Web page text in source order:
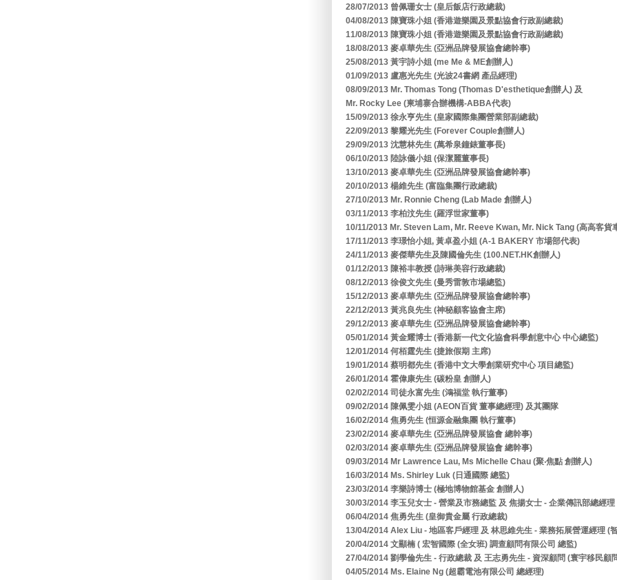
28/07/2013 曾佩珊女士 (皇后飯店行政總裁)
04/08/2013 陳寶珠小姐 (香港遊樂園及景點協會行政副總裁)
11/08/2013 陳寶珠小姐 (香港遊樂園及景點協會行政副總裁)
18/08/2013 麥卓華先生 (亞洲品牌發展協會總幹事)
25/08/2013 黃宇詩小姐 (me Me & ME創辦人)
01/09/2013 盧惠光先生 (光波24書網 產品經理)
08/09/2013 Mr. Thomas Tong (Thomas D'esthetique創辦人) 及
Mr. Rocky Lee (柬埔寨合辦機構-ABBA代表)
15/09/2013 徐永亨先生 (皇家國際集團營業部副總裁)
22/09/2013 黎耀光先生 (Forever Couple創辦人)
29/09/2013 沈慧林先生 (萬希泉鐘錶董事長)
06/10/2013 陸詠儀小姐 (保潔麗董事長)
13/10/2013 麥卓華先生 (亞洲品牌發展協會總幹事)
20/10/2013 楊維先生 (富臨集團行政總裁)
27/10/2013 Mr. Ronnie Cheng (Lab Made 創辦人)
03/11/2013 李柏汶先生 (羅浮世家董事)
10/11/2013 Mr. Steven Lam, Mr. Reeve Kwan, Mr. Nick Tang (高高客貨
17/11/2013 李璟怡小姐, 黃卓盈小姐 (A-1 BAKERY 市場部代表)
24/11/2013 麥傑華先生及陳國倫先生 (100.NET.HK創辦人)
01/12/2013 陳裕丰教授 (詩琳美容行政總裁)
08/12/2013 徐俊文先生 (曼秀雷敦市場總監)
15/12/2013 麥卓華先生 (亞洲品牌發展協會總幹事)
22/12/2013 黃兆良先生 (神秘顧客協會主席)
29/12/2013 麥卓華先生 (亞洲品牌發展協會總幹事)
05/01/2014 黃金耀博士 (香港新一代文化協會科學創意中心 中心總監)
12/01/2014 何栢霆先生 (捷旅假期 主席)
19/01/2014 蔡明都先生 (香港中文大學創業研究中心 項目總監)
26/01/2014 霍偉康先生 (碳粉皇 創辦人)
02/02/2014 司徒永富先生 (鴻福堂 執行董事)
09/02/2014 陳佩雯小姐 (AEON百貨 董事總經理) 及其團隊
16/02/2014 焦勇先生 (恒源金融集團 執行董事)
23/02/2014 麥卓華先生 (亞洲品牌發展協會 總幹事)
02/03/2014 麥卓華先生 (亞洲品牌發展協會 總幹事)
09/03/2014 Mr Lawrence Lau, Ms Michelle Chau (聚‧焦點 創辦人)
16/03/2014 Ms. Shirley Luk (日通國際 總監)
23/03/2014 李樂詩博士 (極地博物館基金 創辦人)
30/03/2014 李玉兒女士 - 營業及市務總監 及 焦揚女士 - 企業傳訊部總經
06/04/2014 焦勇先生 (皇御貴金屬 行政總裁)
13/04/2014 Alex Liu - 地區客戶經理 及 林思維先生 - 業務拓展營運經理 (
20/04/2014 文顯楠 ( 宏智國際 (全女班) 調查顧問有限公司 總監)
27/04/2014 劉學倫先生 - 行政總裁 及 王志勇先生 - 資深顧問 (寰宇移民顧
04/05/2014 Ms. Elaine Ng (超霸電池有限公司 總經理)